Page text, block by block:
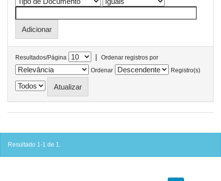
Resultados/Página |
Ordenar registros por
Ordenar
Registro(s)
Resultado 1-1 de 1.